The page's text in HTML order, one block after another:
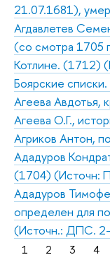
21.07.1681),
Агдавлетев
(со смотра 1705
Котлине. (1712)
Боярские
Агеева Авдотья,
Агеева О.Г.,
Агриков Антон,
Ададуров
(1704) (Источн:
Ададуров
определен для
(Источн.: ДПС.
1 2 3 4